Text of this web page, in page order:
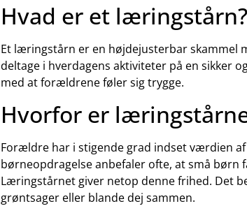
Hvad er et læringstårn?
Et læringstårn er en højdejusterbar skammel
deltage i hverdagens aktiviteter på en sikker
med at forældrene føler sig trygge.
Hvorfor er
Forældre har i stigende grad indset værdien
børneopdragelse anbefaler ofte, at små børn
Læringstårnet giver netop denne frihed. Det
grøntsager eller blande dej sammen.